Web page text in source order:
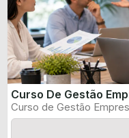
Curso De Gestão
Curso de Gestão
certificado informado